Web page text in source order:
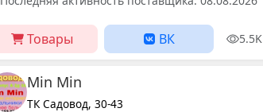
Товары ВК 5.5K
Min Min
ТК Садовод, 30-43